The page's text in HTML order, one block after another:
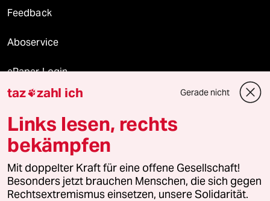
Feedback
Aboservice
ePaper Login
Downloads für Abonnierende
© 2026 taz Verlags und Vertriebs GmbH
Alle Rechte vorbehalten. Bei rechtlichen Fragen oder für Genehmigungen
wenden Sie sich bitte an lizenzen@taz.de
taz zahl ich Gerade nicht
Links lesen, rechts
bekämpfen
Mit doppelter Kraft für eine offene Gesellschaft!
Besonders jetzt brauchen Menschen, die sich gegen
Rechtsextremismus einsetzen, unsere Solidarität.